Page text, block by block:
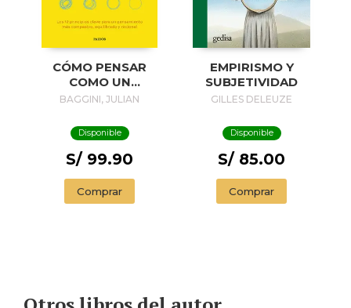
CÓMO PENSAR
COMO UN
FILÓSOFO
BAGGINI, JULIAN
Disponible
S/ 99.90
Comprar
EMPIRISMO Y
SUBJETIVIDAD
GILLES DELEUZE
Disponible
S/ 85.00
Comprar